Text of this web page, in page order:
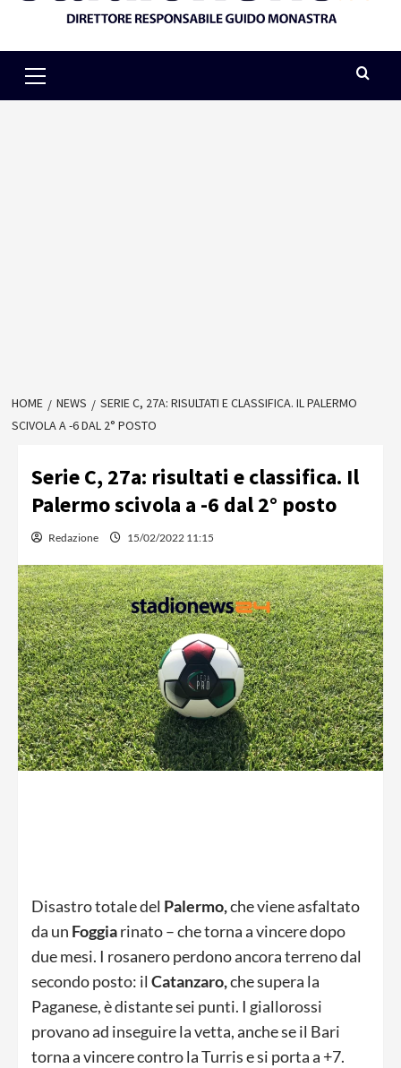
Menu
HOME NEWS
SERIE C, 27A: RISULTATI E CLASSIFICA. IL PALERMO
SCIVOLA A -6 DAL 2° POSTO
Serie C, 27a: risultati e classifica. Il
Palermo scivola a -6 dal 2° posto
Redazione 15/02/2022 11:15
Disastro totale del Palermo,che viene asfaltato
da un Foggiarinato – che torna a vincere dopo
due mesi. I rosanero perdono ancora terreno dal
secondo posto: il Catanzaro,che supera la
Paganese, è distante sei punti. I giallorossi
provano ad inseguire la vetta, anche se il Bari
torna a vincere contro la Turris e si porta a +7.